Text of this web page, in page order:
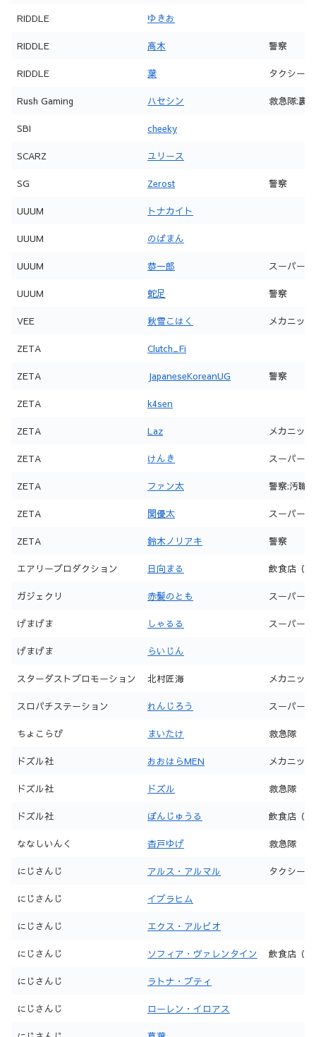
RIDDLE ゆきお
RIDDLE 高木 警察
RIDDLE 葉 タクシー
Rush Gaming ハセシン 救急隊:裏
SBI cheeky
SCARZ ユリース
SG Zerost 警察
UUUM トナカイト
UUUM のばまん
UUUM 恭一郎 スーパー:
UUUM 蛇足 警察
VEE 秋雪こはく メカニック
ZETA Clutch_Fi
ZETA JapaneseKoreanUG 警察
ZETA k4sen
ZETA Laz メカニック
ZETA けんき スーパー
ZETA ファン太 警察:汚職
ZETA 関優太 スーパー
ZETA 鈴木ノリアキ 警察
エアリープロダクション 日向まる 飲食店（
ガジェクリ 赤髪のとも スーパー
げまげま しゃるる スーパー
げまげま らいじん
スターダストプロモーション 北村匠海 メカニック
スロパチステーション れんじろう スーパー
ちょこらび まいたけ 救急隊
ドズル社 おおはらMEN メカニック
ドズル社 ドズル 救急隊
ドズル社 ぼんじゅうる 飲食店（
ななしいんく 杏戸ゆげ 救急隊
にじさんじ アルス・アルマル タクシー
にじさんじ イブラヒム
にじさんじ エクス・アルビオ
にじさんじ ソフィア・ヴァレンタイン 飲食店（
にじさんじ ラトナ・プティ
にじさんじ ローレン・イロアス